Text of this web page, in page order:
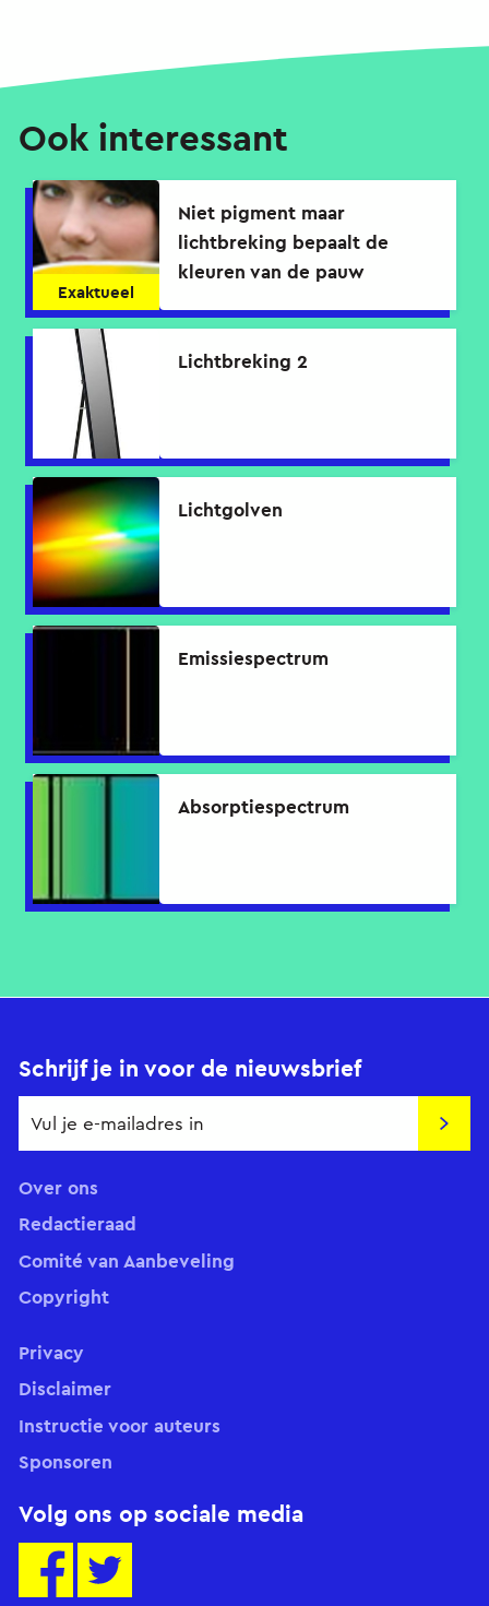
Ook interessant
Exaktueel
Niet pigment maar
lichtbreking bepaalt de
kleuren van de pauw
Lichtbreking 2
Lichtgolven
Emissiespectrum
Absorptiespectrum
Schrijf je in voor de nieuwsbrief
Over ons
Redactieraad
Comité van Aanbeveling
Copyright
Volg ons op sociale media
Privacy
Disclaimer
Instructie voor auteurs
Sponsoren